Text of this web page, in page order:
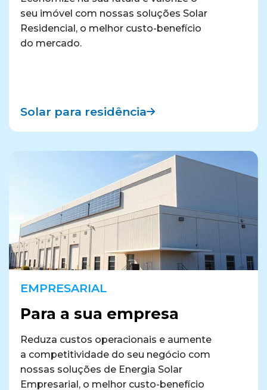
seu imóvel com nossas soluções Solar
Residencial, o melhor custo-benefício
do mercado.
Solar para residência
EMPRESARIAL
Para a sua empresa
Reduza custos operacionais e aumente
a competitividade do seu negócio com
nossas soluções de Energia Solar
Empresarial, o melhor custo-benefício